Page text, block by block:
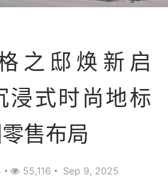
之邸焕新启
浸式时尚地标
售布局
55,116 Sep 9, 2025